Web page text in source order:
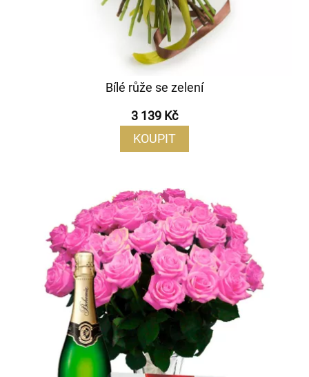
Bílé růže se zelení
3 139 Kč
KOUPIT